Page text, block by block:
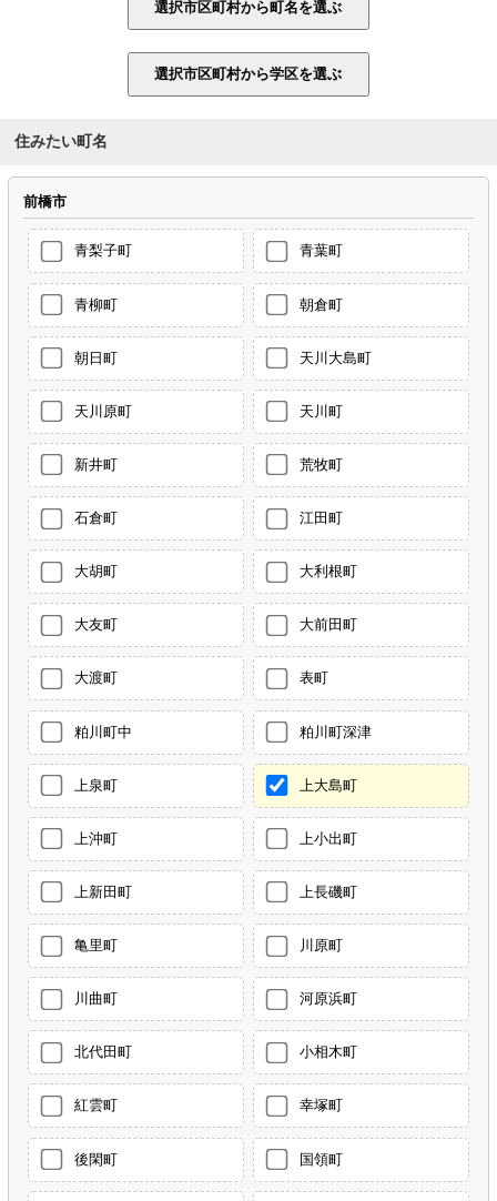
住みたい町名
前橋市
青梨子町 青葉町
青柳町 朝倉町
朝日町 天川大島町
天川原町 天川町
新井町 荒牧町
石倉町 江田町
大胡町 大利根町
大友町 大前田町
大渡町 表町
粕川町中 粕川町深津
上泉町 上大島町
上沖町 上小出町
上新田町 上長磯町
亀里町 川原町
川曲町 河原浜町
北代田町 小相木町
紅雲町 幸塚町
後閑町 国領町